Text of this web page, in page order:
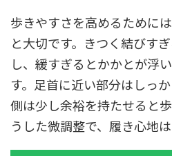
歩きやすさを高めるために
と大切です。きつく結びす
し、緩すぎるとかかとが浮
す。足首に近い部分はしっ
側は少し余裕を持たせると
うした微調整で、履き心地